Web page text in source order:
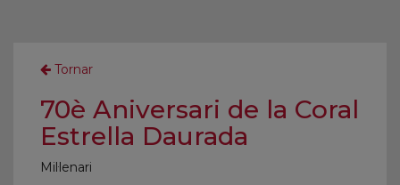
Tornar
70è Aniversari de la Coral
Estrella Daurada
Mil·lenari